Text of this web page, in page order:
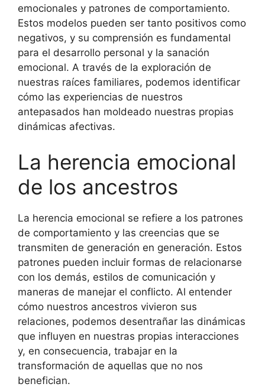
emocionales y patrones de comportamiento.
Estos modelos pueden ser tanto positivos como
negativos, y su comprensión es fundamental
para el desarrollo personal y la sanación
emocional. A través de la exploración de
nuestras raíces familiares, podemos identificar
cómo las experiencias de nuestros
antepasados han moldeado nuestras propias
dinámicas afectivas.
La herencia emocional
de los ancestros
La herencia emocional se refiere a los patrones
de comportamiento y las creencias que se
transmiten de generación en generación. Estos
patrones pueden incluir formas de relacionarse
con los demás, estilos de comunicación y
maneras de manejar el conflicto. Al entender
cómo nuestros ancestros vivieron sus
relaciones, podemos desentrañar las dinámicas
que influyen en nuestras propias interacciones
y, en consecuencia, trabajar en la
transformación de aquellas que no nos
benefician.